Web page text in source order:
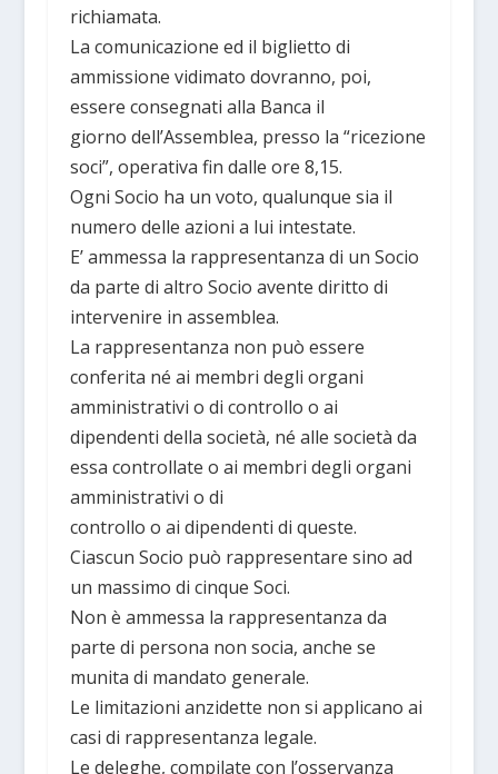
richiamata.
La comunicazione ed il biglietto di
ammissione vidimato dovranno, poi,
essere consegnati alla Banca il
giorno dell’Assemblea, presso la “ricezione
soci”, operativa fin dalle ore 8,15.
Ogni Socio ha un voto, qualunque sia il
numero delle azioni a lui intestate.
E’ ammessa la rappresentanza di un Socio
da parte di altro Socio avente diritto di
intervenire in assemblea.
La rappresentanza non può essere
conferita né ai membri degli organi
amministrativi o di controllo o ai
dipendenti della società, né alle società da
essa controllate o ai membri degli organi
amministrativi o di
controllo o ai dipendenti di queste.
Ciascun Socio può rappresentare sino ad
un massimo di cinque Soci.
Non è ammessa la rappresentanza da
parte di persona non socia, anche se
munita di mandato generale.
Le limitazioni anzidette non si applicano ai
casi di rappresentanza legale.
Le deleghe, compilate con l’osservanza